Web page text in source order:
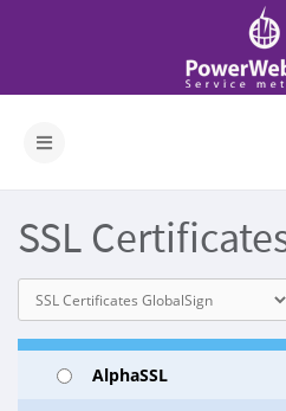
SSL
AlphaSSL